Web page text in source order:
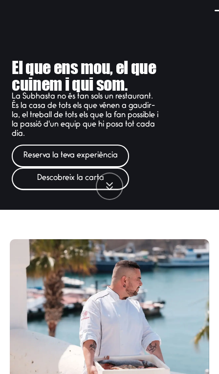
El que ens mou, el que
cuinem i qui som.
La Subhasta no és tan sols un restaurant.
És la casa de tots els que vénen a gaudir-
la, el treball de tots els que la fan possible i
la passió d'un equip que hi posa tot cada
dia.
Reserva la teva experiència
Descobreix la carta